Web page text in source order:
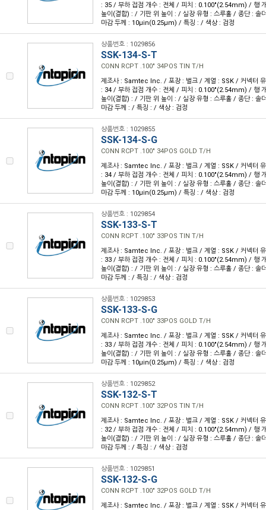
: 35 / 부하 접점 개수 : 전체 / 피치 : 0.100"(2.54mm) / 행
높이(결합) : / 기판 위 높이 : / 실장 유형 : 스루홀 / 종단 : 솔
마감 두께 : 10µin(0.25µm) / 특징 : / 색상 : 검정
상품번호 : 1029856
SSK-134-S-T
CONN RCPT .100" 34POS TIN T/H
제조사 : Samtec Inc. / 포장 : 벌크 / 계열 : SSK / 커넥터
: 34 / 부하 접점 개수 : 전체 / 피치 : 0.100"(2.54mm) / 행
높이(결합) : / 기판 위 높이 : / 실장 유형 : 스루홀 / 종단 : 솔
마감 두께 : / 특징 : / 색상 : 검정
상품번호 : 1029855
SSK-134-S-G
CONN RCPT .100" 34POS GOLD T/H
제조사 : Samtec Inc. / 포장 : 벌크 / 계열 : SSK / 커넥터
: 34 / 부하 접점 개수 : 전체 / 피치 : 0.100"(2.54mm) / 행
높이(결합) : / 기판 위 높이 : / 실장 유형 : 스루홀 / 종단 : 솔
마감 두께 : 10µin(0.25µm) / 특징 : / 색상 : 검정
상품번호 : 1029854
SSK-133-S-T
CONN RCPT .100" 33POS TIN T/H
제조사 : Samtec Inc. / 포장 : 벌크 / 계열 : SSK / 커넥터
: 33 / 부하 접점 개수 : 전체 / 피치 : 0.100"(2.54mm) / 행
높이(결합) : / 기판 위 높이 : / 실장 유형 : 스루홀 / 종단 : 솔
마감 두께 : / 특징 : / 색상 : 검정
상품번호 : 1029853
SSK-133-S-G
CONN RCPT .100" 33POS GOLD T/H
제조사 : Samtec Inc. / 포장 : 벌크 / 계열 : SSK / 커넥터
: 33 / 부하 접점 개수 : 전체 / 피치 : 0.100"(2.54mm) / 행
높이(결합) : / 기판 위 높이 : / 실장 유형 : 스루홀 / 종단 : 솔
마감 두께 : 10µin(0.25µm) / 특징 : / 색상 : 검정
상품번호 : 1029852
SSK-132-S-T
CONN RCPT .100" 32POS TIN T/H
제조사 : Samtec Inc. / 포장 : 벌크 / 계열 : SSK / 커넥터
: 32 / 부하 접점 개수 : 전체 / 피치 : 0.100"(2.54mm) / 행
높이(결합) : / 기판 위 높이 : / 실장 유형 : 스루홀 / 종단 : 솔
마감 두께 : / 특징 : / 색상 : 검정
상품번호 : 1029851
SSK-132-S-G
CONN RCPT .100" 32POS GOLD T/H
제조사 : Samtec Inc. / 포장 : 벌크 / 계열 : SSK / 커넥터